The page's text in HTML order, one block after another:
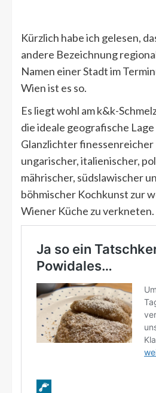
Kürzlich habe ich gelesen,
andere Bezeichnung
Namen einer Stadt im
Wien ist es so.
Es liegt wohl am k&k-
die ideale geografische
Glanzlichter
ungarischer, italienischer,
mährischer, südslawischer
böhmischer Kochkunst zur
Wiener Küche zu verkneten.